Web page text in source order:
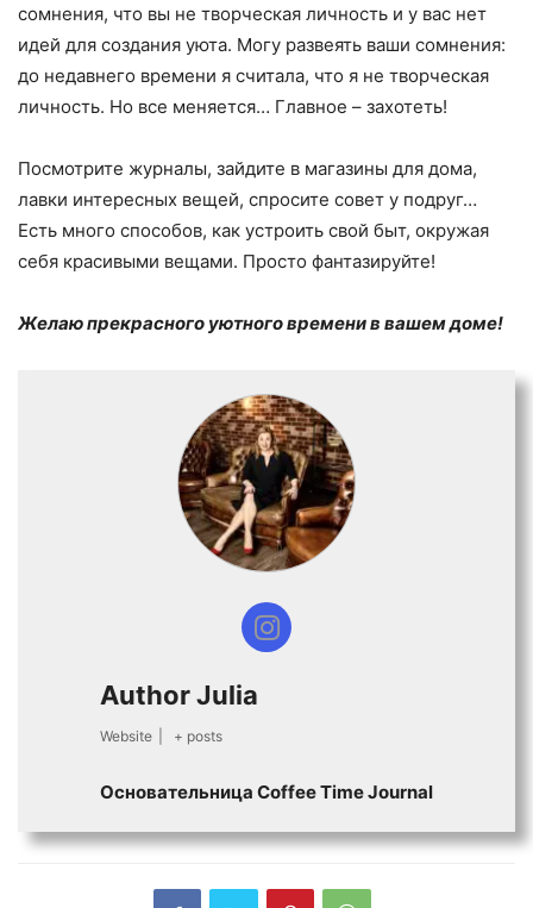
сомнения, что вы не творческая личность и у вас нет
идей для создания уюта. Могу развеять ваши сомнения:
до недавнего времени я считала, что я не творческая
личность. Но все меняется… Главное – захотеть!
Посмотрите журналы, зайдите в магазины для дома,
лавки интересных вещей, спросите совет у подруг…
Есть много способов, как устроить свой быт, окружая
себя красивыми вещами. Просто фантазируйте!
Желаю прекрасного уютного времени в вашем доме!
Author Julia
Website + posts
Основательница Сoffee Time Journal